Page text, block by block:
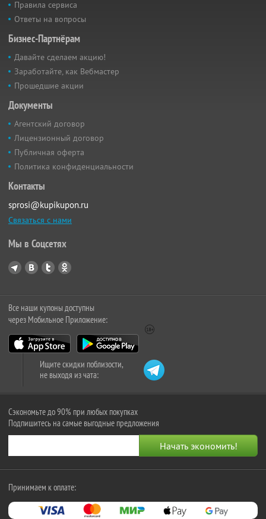
Правила сервиса
Ответы на вопросы
Бизнес-Партнёрам
Давайте сделаем акцию!
Заработайте, как Вебмастер
Прошедшие акции
Документы
Агентский договор
Лицензионный договор
Публичная оферта
Политика конфиденциальности
Контакты
sprosi@kupikupon.ru
Связаться с нами
Мы в Соцсетях
Все наши купоны доступны
через Мобильное Приложение:
Ищите скидки поблизости,
не выходя из чата:
Сэкономьте до 90% при любых покупках
Подпишитесь на самые выгодные предложения
Принимаем к оплате: